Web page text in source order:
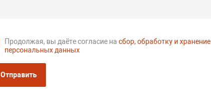
Продолжая, вы даёте согласие насбор, обработку и хранение
персональных данных
Отправить